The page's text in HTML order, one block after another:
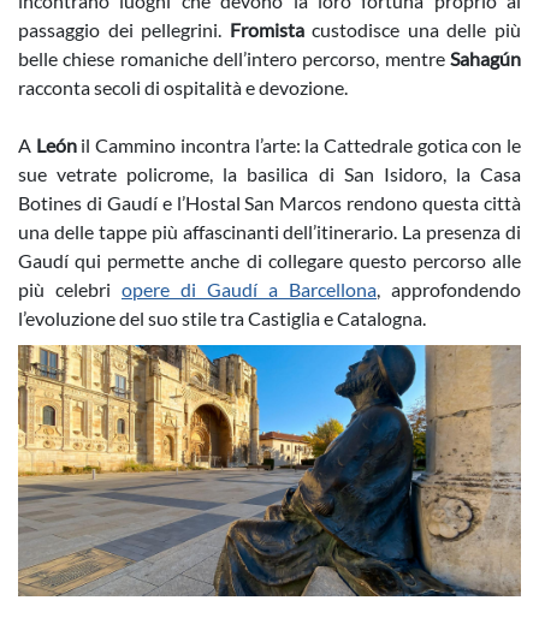
passaggio dei pellegrini. Fromistacustodisce una delle più
belle chiese romaniche dell’intero percorso, mentre Sahagún
racconta secoli di ospitalità e devozione.
A León il Cammino incontra l’arte: la Cattedrale gotica con le
sue vetrate policrome, la basilica di San Isidoro, la Casa
Botines di Gaudí e l’Hostal San Marcos rendono questa città
una delle tappe più affascinanti dell’itinerario. La presenza di
Gaudí qui permette anche di collegare questo percorso alle
più celebri opere di Gaudí a Barcellona, approfondendo
l’evoluzione del suo stile tra Castiglia e Catalogna.